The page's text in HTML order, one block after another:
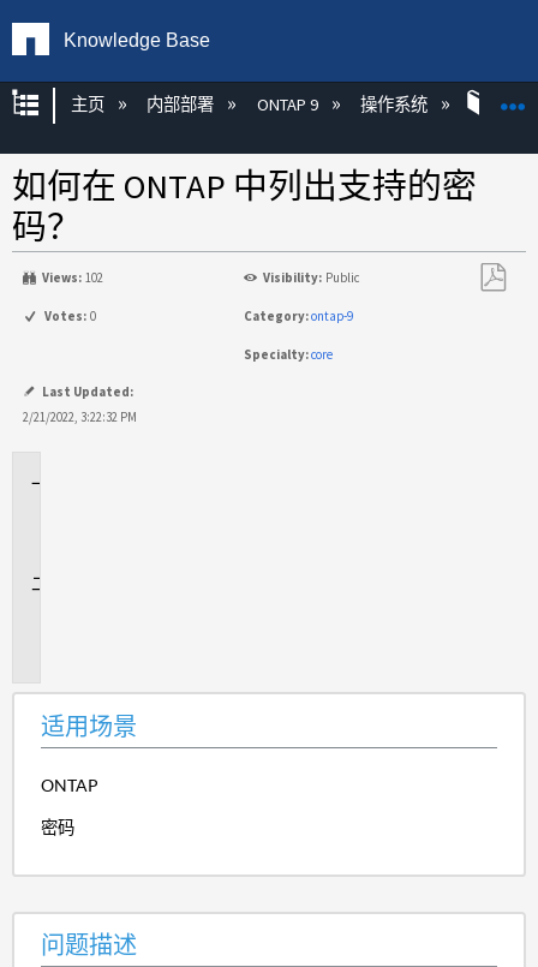
Knowledge Base
扩展/隐缩全局层次
主页 内部部署 ONTAP 9 操作系统
如何在 ONTAP 中列出支持的密
码？
Views: 102 Visibility: Public
Votes: 0 Category:ontap-9
Specialty:core
Last Updated:
2/21/2022, 3:22:32 PM
适用场景
ONTAP
密码
问题描述